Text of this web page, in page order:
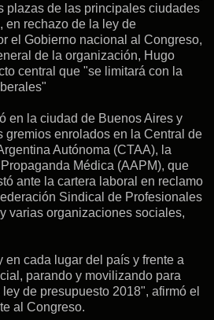
plazas de las principales ciudades
en rechazo de la ley de
el Gobierno nacional al Congreso,
de la organización, Hugo
central que "se limitará con la
en la ciudad de Buenos Aires y
gremios enrolados en la Central de
Autónoma (CTAA), la
Médica (AAPM), que
ante la cartera laboral en reclamo
Sindical de Profesionales
varias organizaciones sociales,
cada lugar del país y frente a
parando y movilizando para
de presupuesto 2018", afirmó el
al Congreso.